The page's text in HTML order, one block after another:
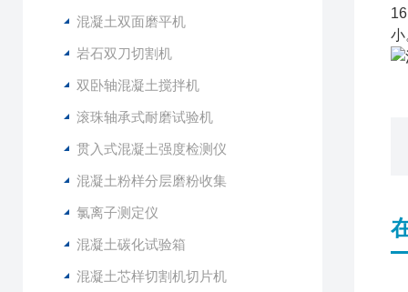
混凝土双面磨平机
岩石双刀切割机
双卧轴混凝土搅拌机
滚珠轴承式耐磨试验机
贯入式混凝土强度检测仪
混凝土粉样分层磨粉收集
氯离子测定仪
混凝土碳化试验箱
混凝土芯样切割机切片机
小